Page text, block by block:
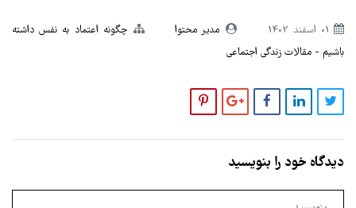
01 اسفند 1402 مدیر محتوا
چگونه اعتماد به نفس داشته
باشیم
مقالات زندگی اجتماعی
دیدگاه خود را بنویسید